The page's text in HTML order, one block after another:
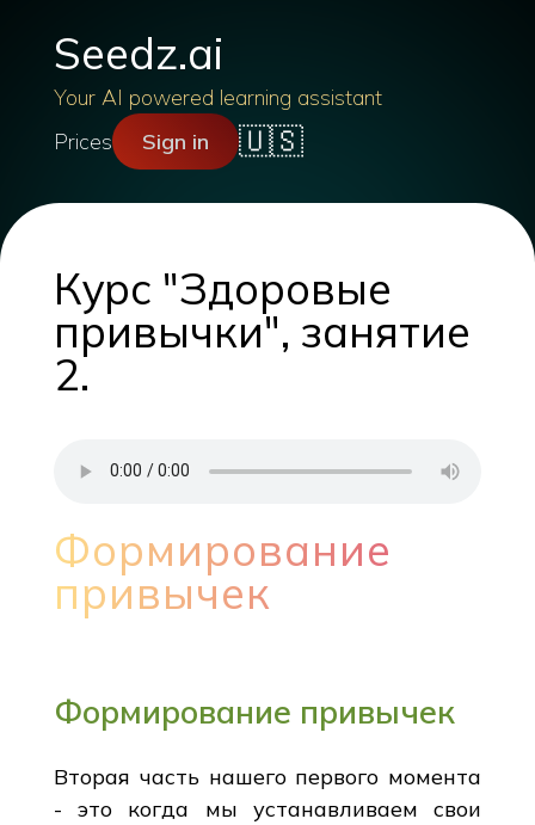
Seedz.ai
Your AI powered learning assistant
Prices
Sign in 🇺🇸
Курс "Здоровые
привычки", занятие
2.
Формирование
привычек
Формирование привычек
Вторая часть нашего первого момента
- это когда мы устанавливаем свои